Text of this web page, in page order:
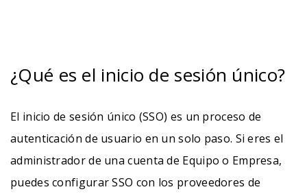
¿Qué es el inicio de sesión único?
El inicio de sesión único (SSO) es un proceso de
autenticación de usuario en un solo paso. Si eres el
administrador de una cuenta de Equipo o Empresa,
puedes configurar SSO con los proveedores de